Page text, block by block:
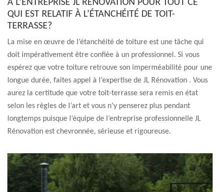
À L’ENTREPRISE JL RÉNOVATION POUR TOUT CE
QUI EST RELATIF À L’ÉTANCHÉITÉ DE TOIT-
TERRASSE?
La mise en œuvre de l’étanchéité de toiture est une tâche qui
doit impérativement être confiée à un professionnel. Si vous
espérez que votre toiture retrouve son imperméabilité pour une
longue durée, faites appel à l’expertise de JL Rénovation . Vous
aurez la certitude que votre toit-terrasse sera remis en état
selon les règles de l’art et vous n’y penserez plus pendant
longtemps puisque l’équipe de l’entreprise professionnelle JL
Rénovation est chevronnée, sérieuse et rigoureuse.